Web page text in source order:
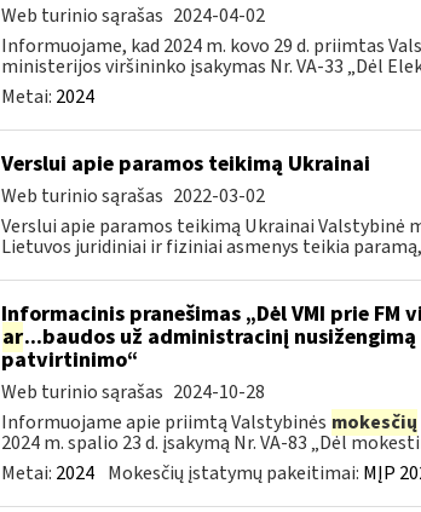
Web turinio sąrašas 2024-04-02
Informuojame, kad 2024 m. kovo 29 d. priimtas
ministerijos viršininko įsakymas Nr. VA-33 „Dėl
Metai: 2024
Verslui apie paramos teikimą Ukrainai
Web turinio sąrašas 2022-03-02
Verslui apie paramos teikimą Ukrainai Valstybinė
Lietuvos juridiniai ir fiziniai asmenys teikia
Informacinis pranešimas „Dėl VMI prie FM
ar...baudos už administracinį
patvirtinimo“
Web turinio sąrašas 2024-10-28
Informuojame apie priimtą Valstybinės mokesčių
2024 m. spalio 23 d. įsakymą Nr. VA-83 „Dėl
Metai: 2024 Mokesčių įstatymų pakeitimai: MĮP